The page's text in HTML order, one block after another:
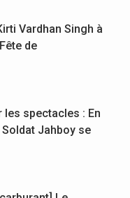
Vardhan Singh à
de
spectacles : En
Soldat Jahboy se